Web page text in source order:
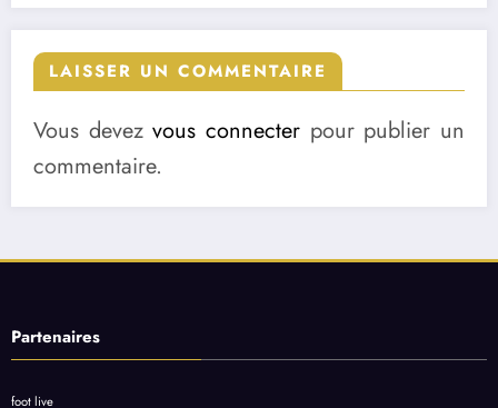
LAISSER UN COMMENTAIRE
Vous devezvous connecter pour publier un
commentaire.
Partenaires
foot live